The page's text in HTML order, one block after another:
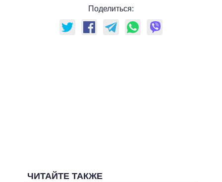
Поделиться:
ЧИТАЙТЕ ТАКЖЕ